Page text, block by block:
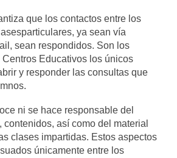
que los contactos entre los
ya sean vía
sean respondidos. Son los
Centros Educativos los únicos
y responder las consultas que
ni se hace responsable del
contenidos, así como del material
clases impartidas. Estos aspectos
únicamente entre los